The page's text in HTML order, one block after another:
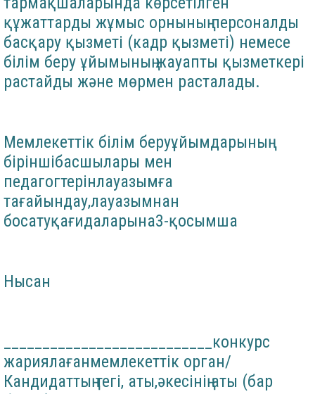
құжаттарды жұмыс орнының персоналды
басқару қызметі (кадр қызметі) немесе
білім беру ұйымының жауапты қызметкері
растайды және мөрмен расталады.
Мемлекеттік білім беруұйымдарының
біріншібасшылары мен
педагогтерінлауазымға
тағайындау,лауазымнан
босатуқағидаларына3-қосымша
Нысан
___________________________конкурс
жариялағанмемлекеттік орган/
Кандидаттың тегі, аты,әкесінің аты (бар